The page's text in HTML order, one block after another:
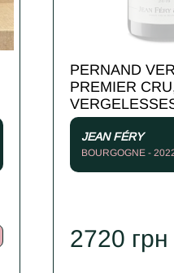
PERNAND
PREMIER
JEAN FÉRY
BOURGOGNE -
2720 грн